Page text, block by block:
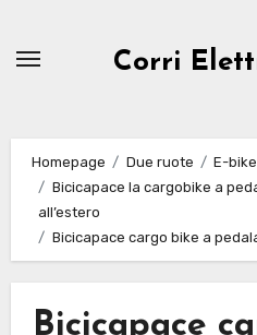
Corri
Homepage Due ruote
E-
Bicicapace la cargobike a
all’estero
Bicicapace cargo bike a
Bicicapace